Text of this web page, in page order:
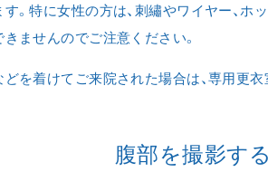
。特に女性の方は、刺繡やワイヤー、
ませんのでご注意ください。
を着けてご来院された場合は、専用更
腹部を撮影す